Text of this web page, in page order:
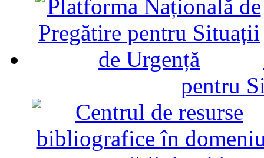
pentru